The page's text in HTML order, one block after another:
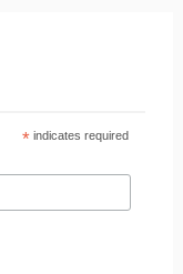
* indicates required